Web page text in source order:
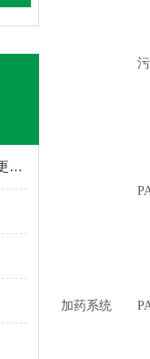
污水处理车给我们的环境带来更多绿色
加药系统